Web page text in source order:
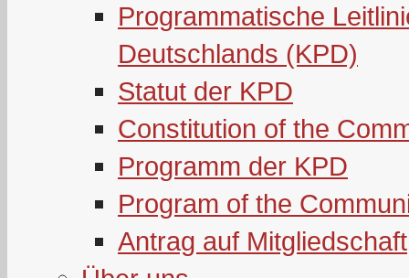
Programmatische
Deutschlands (KPD)
Statut der KPD
Constitution of the
Programm der KPD
Program of the
Antrag auf Mitgliedschaft